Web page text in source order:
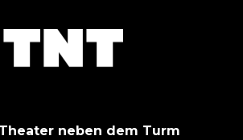
neben dem Turm